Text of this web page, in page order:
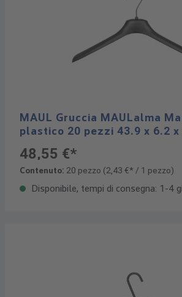
MAUL Gruccia MAULalma
plastico 20 pezzi 43.9 x 6.2 x
48,55 €*
Contenuto: 20 pezzo (2,43 €* / 1 pezzo)
Disponibile, tempi di consegna: 1-4